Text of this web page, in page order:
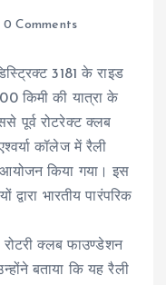
0 Comments
3181 के राइड
किमी की यात्रा के
पूर्व रोटरेक्ट क्लब
कॉलेज में रैली
आयोजन किया गया। इस
भारतीय पारंपरिक
रोटरी क्लब फाउण्डेशन
बताया कि यह रैली